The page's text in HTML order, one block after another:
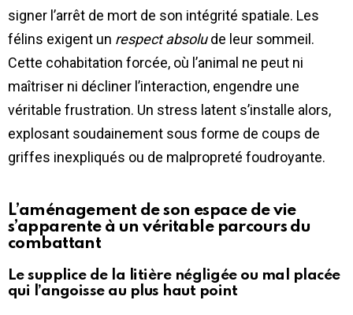
signer l’arrêt de mort de son intégrité spatiale. Les
félins exigent un respect absolude leur sommeil.
Cette cohabitation forcée, où l’animal ne peut ni
maîtriser ni décliner l’interaction, engendre une
véritable frustration. Un stress latent s’installe alors,
explosant soudainement sous forme de coups de
griffes inexpliqués ou de malpropreté foudroyante.
L’aménagement de son espace de vie
s’apparente à un véritable parcours du
combattant
Le supplice de la litière négligée ou mal placée
qui l’angoisse au plus haut point